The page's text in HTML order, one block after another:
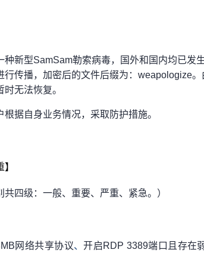
种新型SamSam勒索病毒，国外和国内均已发
行传播，加密后的文件后缀为：weapologize
无法恢复。
据自身业务情况，采取防护措施。
】
共四级：一般、重要、严重、紧急。）
网络共享协议、开启RDP 3389端口且存在